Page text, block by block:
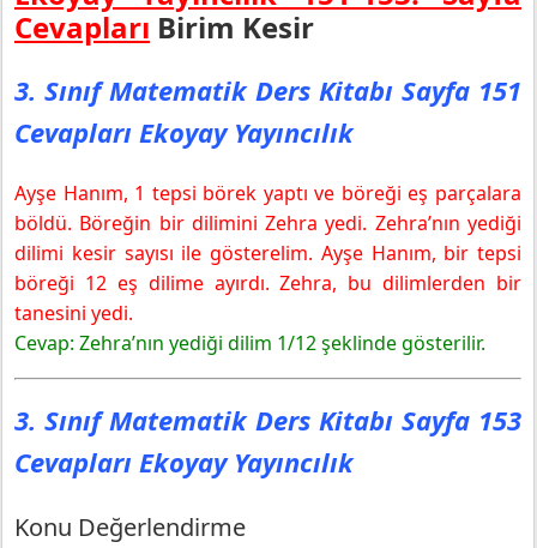
Cevapları Birim Kesir
3. Sınıf Matematik Ders Kitabı Sayfa 151
Cevapları Ekoyay Yayıncılık
Ayşe Hanım, 1 tepsi börek yaptı ve böreği eş parçalara
böldü. Böreğin bir dilimini Zehra yedi. Zehra’nın yediği
dilimi kesir sayısı ile gösterelim. Ayşe Hanım, bir tepsi
böreği 12 eş dilime ayırdı. Zehra, bu dilimlerden bir
tanesini yedi.
Cevap: Zehra’nın yediği dilim 1/12 şeklinde gösterilir.
3. Sınıf Matematik Ders Kitabı Sayfa 153
Cevapları Ekoyay Yayıncılık
Konu Değerlendirme